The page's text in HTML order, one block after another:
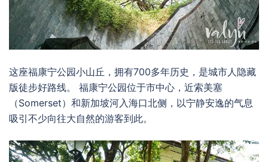
这座福康宁公园小山丘，拥有700多年历史，是城市人隐藏
版徒步好路线。 福康宁公园位于市中心，近索美塞
（Somerset）和新加坡河入海口北侧，以宁静安逸的气息
吸引不少向往大自然的游客到此。